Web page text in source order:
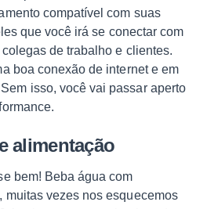
compatível com suas
que você irá se conectar com
de trabalho e clientes.
boa conexão de internet e em
isso, você vai passar aperto
alimentação
bem! Beba água com
muitas vezes nos esquecemos